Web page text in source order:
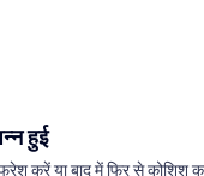
हुई
करें या बाद में फिर से कोशिश